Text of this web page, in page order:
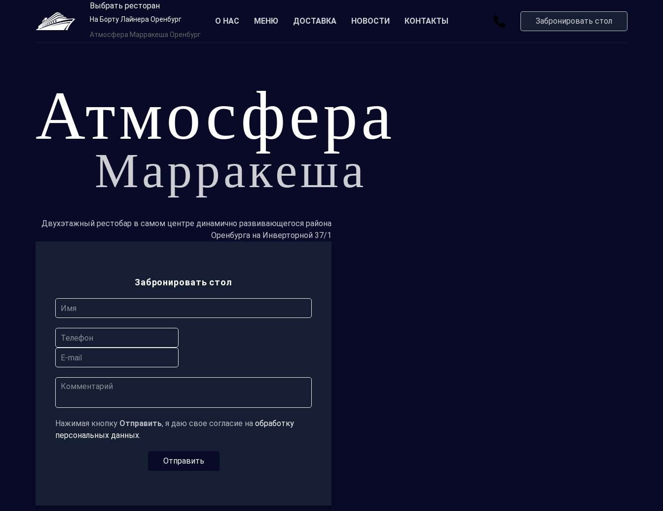
Выбрать ресторан
На Борту Лайнера Оренбург
Атмосфера Марракеша Оренбург
О НАС МЕНЮ ДОСТАВКА НОВОСТИ КОНТАКТЫ Забронировать стол
Атмосфера
Марракеша
Двухэтажный рестобар в самом центре динамично развивающегося района
Оренбурга на Инверторной 37/1
Забронировать стол
Нажимая кнопку Отправить, я даю свое согласие на обработку
персональных данных.
Отправить